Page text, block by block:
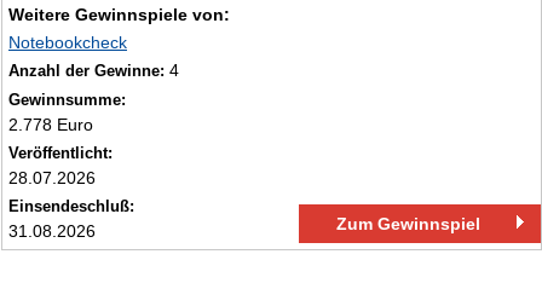
Weitere Gewinnspiele von:
Notebookcheck
Anzahl der Gewinne: 4
Gewinnsumme:
2.778 Euro
Veröffentlicht:
28.07.2026
Einsendeschluß:
31.08.2026 Zum Gewinnspiel